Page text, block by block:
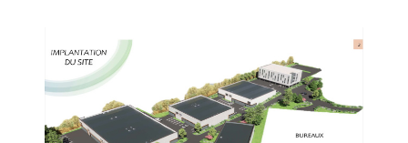
VOIR LE BIEN